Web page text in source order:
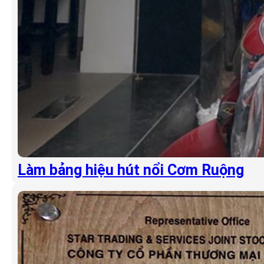
Làm bảng hiệu hút nổi Cơm Ruộng